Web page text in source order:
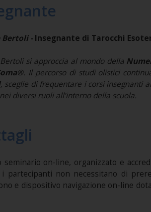
Bertoli -Insegnante di Tarocchi
si approccia al mondo della
®. Il percorso di studi olistici
, sceglie di frequentare i corsi insegnanti
diversi ruoli all’interno della scuola.
seminario on-line, organizzato e
partecipanti non necessitano di
e dispositivo navigazione on-line